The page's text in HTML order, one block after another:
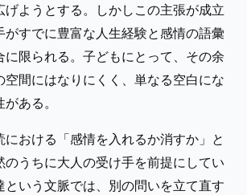
げようとする。しかしこの主張が成立
がすでに豊富な人生経験と感情の語彙
に限られる。子どもにとって、その余
空間にはなりにくく、単なる空白にな
ある。
おける「感情を入れるか消すか」と
のうちに大人の受け手を前提にしてい
という文脈では、別の問いを立て直す